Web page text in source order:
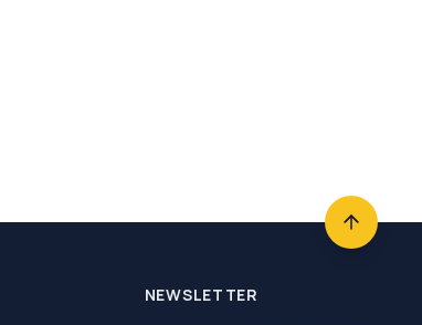
NEWSLETTER